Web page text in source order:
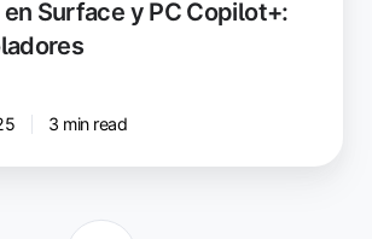
Surface y PC Copilot+:
3 min read